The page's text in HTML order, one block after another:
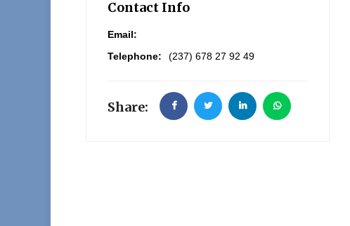
Contact Info
Email:
Telephone:
(237) 678 27 92 49
Share: